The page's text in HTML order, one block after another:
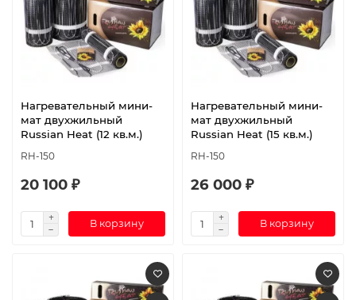
Нагревательный мини-
мат двухжильный
Russian Heat (12 кв.м.)
RH-150
20 100 ₽
В корзину
Нагревательный мини-
мат двухжильный
Russian Heat (15 кв.м.)
RH-150
26 000 ₽
В корзину